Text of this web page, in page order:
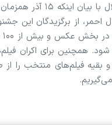
در بخش دیگری از این نشست، عادل عزیزی
احمر، از برگزیدگان این
همچنین برای اکران فیلم‌ها
و بقیه فیلم‌های منتخب را